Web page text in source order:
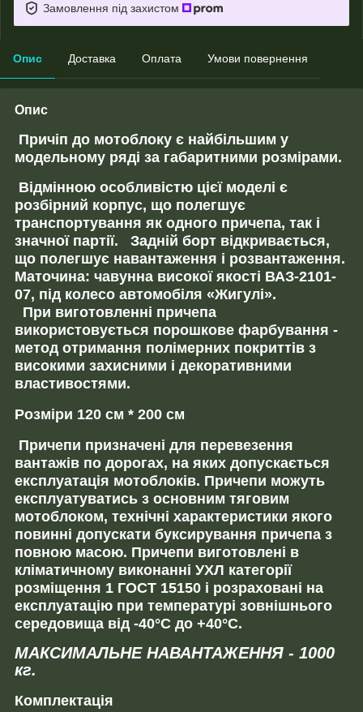
Замовлення під захистом
Опис Доставка Оплата Умови повернення
Опис
Причіп до мотоблоку є найбільшим у
модельному ряді за габаритними розмірами.
Відмінною особливістю цієї моделі є
розбірний корпус, що полегшує
транспортування як одного причепа, так і
значної партії. Задній борт відкривається,
що полегшує навантаження і розвантаження.
Маточина: чавунна високої якості ВАЗ-2101-
07, під колесо автомобіля «Жигулі».
При виготовленні причепа
використовується порошкове фарбування -
метод отримання полімерних покриттів з
високими захисними і декоративними
властивостями.
Розміри 120 см * 200 см
Причепи призначені для перевезення
вантажів по дорогах, на яких допускається
експлуатація мотоблоків. Причепи можуть
експлуатуватись з основним тяговим
мотоблоком, технічні характеристики якого
повинні допускати буксирування причепа з
повною масою. Причепи виготовлені в
кліматичному виконанні УХЛ категорії
розміщення 1 ГОСТ 15150 і розраховані на
експлуатацію при температурі зовнішнього
середовища від -40°С до +40°С.
МАКСИМАЛЬНЕ НАВАНТАЖЕННЯ - 1000
кг.
Комплектація